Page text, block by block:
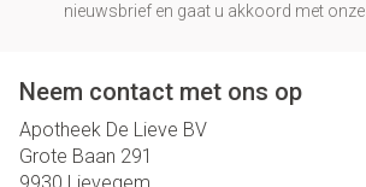
nieuwsbrief en gaat u akkoord met onze
Neem contact met ons op
Apotheek De Lieve BV
Grote Baan 291